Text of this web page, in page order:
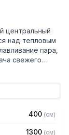
центральный
над тепловым
пара,
свежего
микроклимате
это
помещении и
400 (см)
1300 (см)